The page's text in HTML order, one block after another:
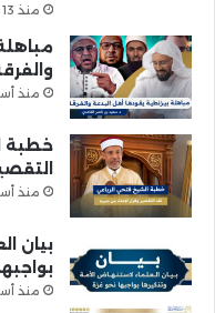
منذ 13 ساعة
منذ
خطبة
منذ
بيان
منذ